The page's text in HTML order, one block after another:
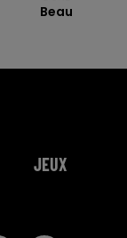
Beau
JEUX